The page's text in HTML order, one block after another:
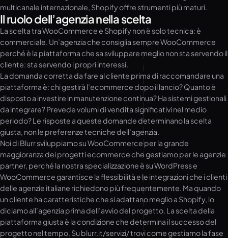
multicanale internazionale, Shopify offre strumenti più maturi.
Il ruolo dell’agenzia nella scelta
La scelta tra WooCommerce e Shopify non è solo tecnica: è
commerciale. Un’agenzia che consiglia sempre WooCommerce
perché è la piattaforma che sa sviluppare meglio non sta servendo il
cliente: sta servendo i propri interessi.
La domanda corretta da fare al cliente prima di raccomandare una
piattaforma è: chi gestirà l’ecommerce dopo il lancio? Quanto è
disposto a investire in manutenzione continua? Ha sistemi gestionali
da integrare? Prevede volumi di vendita significativi nel medio
periodo? Le risposte a queste domande determinano la scelta
giusta, non le preferenze tecniche dell’agenzia.
Noi di Blurr sviluppiamo su WooCommerce per la grande
maggioranza dei progetti ecommerce che gestiamo per le agenzie
partner, perché la nostra specializzazione è su WordPress e
WooCommerce garantisce la flessibilità e le integrazioni che i clienti
delle agenzie italiane richiedono più frequentemente. Ma quando
un cliente ha caratteristiche che si adattano meglio a Shopify, lo
diciamo all’agenzia prima dell’avvio del progetto. La scelta della
piattaforma giusta è la condizione che determina il successo del
progetto nel tempo. Su blurr.it/servizi/trovi come gestiamo la fase